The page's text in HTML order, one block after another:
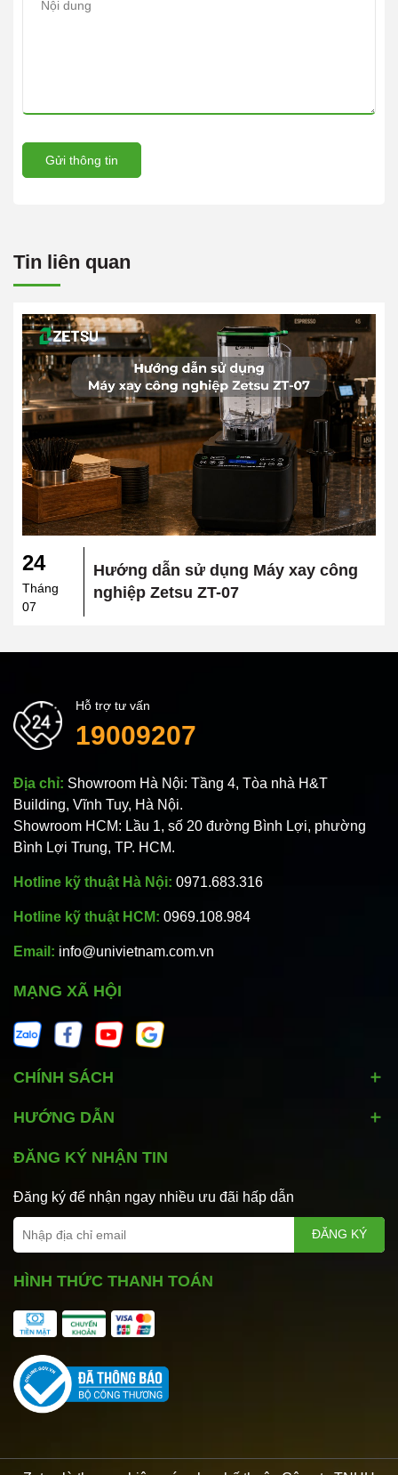
Gửi thông tin
Tin liên quan
24
Tháng
07
Hướng dẫn sử dụng Máy xay công
nghiệp Zetsu ZT-07
Hỗ trợ tư vấn
19009207
Địa chỉ: Showroom Hà Nội: Tầng 4, Tòa nhà H&T
Building, Vĩnh Tuy, Hà Nội.
Showroom HCM: Lầu 1, số 20 đường Bình Lợi, phường
Bình Lợi Trung, TP. HCM.
Hotline kỹ thuật Hà Nội: 0971.683.316
Hotline kỹ thuật HCM: 0969.108.984
Email: info@univietnam.com.vn
MẠNG XÃ HỘI
CHÍNH SÁCH
HƯỚNG DẪN
ĐĂNG KÝ NHẬN TIN
Đăng ký để nhận ngay nhiều ưu đãi hấp dẫn
ĐĂNG KÝ
HÌNH THỨC THANH TOÁN